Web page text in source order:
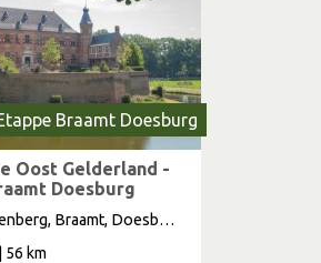
Braamt Doesburg
Oost Gelderland -
Doesburg
Zeddam, 's Heerenberg, Braamt, Doesburg, Stokkum, Elten
56 km